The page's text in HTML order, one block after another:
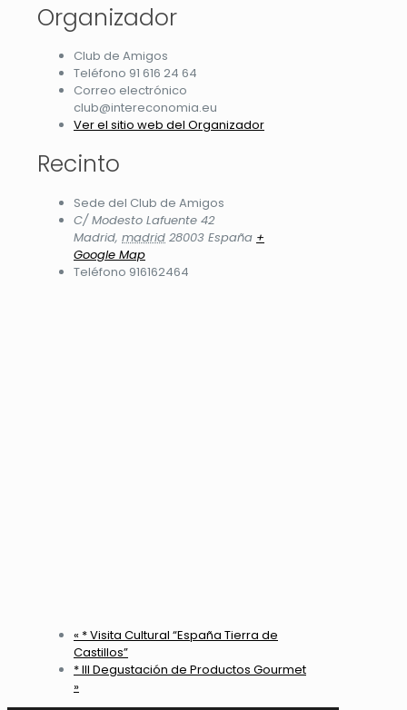
Organizador
Club de Amigos
Teléfono 91 616 24 64
Correo electrónico
club@intereconomia.eu
Ver el sitio web del Organizador
Recinto
Sede del Club de Amigos
C/ Modesto Lafuente 42
Madrid, madrid 28003 España +
Google Map
Teléfono 916162464
« * Visita Cultural “España Tierra de
Castillos”
* III Degustación de Productos Gourmet
»